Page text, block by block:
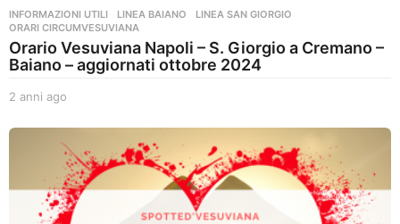
INFORMAZIONI UTILI ,LINEA BAIANO ,LINEA SAN GIORGIO
ORARI CIRCUMVESUVIANA
Orario Vesuviana Napoli – S. Giorgio a Cremano –
Baiano – aggiornati ottobre 2024
2 anni ago
n
n
i
a
g
o